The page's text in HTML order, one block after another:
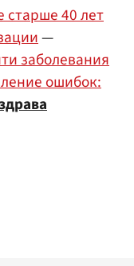
старше 40 лет
—
заболевания
ошибок: